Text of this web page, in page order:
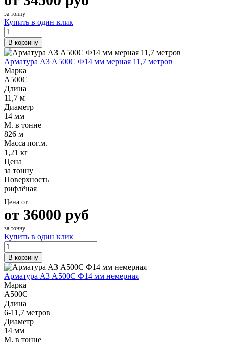
за тонну
Купить в один клик
В корзину
Арматура А3 А500С Ф14 мм мерная 11,7 метров
Марка
А500С
Длина
11,7 м
Диаметр
14 мм
М. в тонне
826 м
Масса пог.м.
1,21 кг
Цена
за тонну
Поверхность
рифлёная
Цена от
от 36000 руб
за тонну
Купить в один клик
В корзину
Арматура А3 А500С Ф14 мм немерная
Марка
А500С
Длина
6-11,7 метров
Диаметр
14 мм
М. в тонне